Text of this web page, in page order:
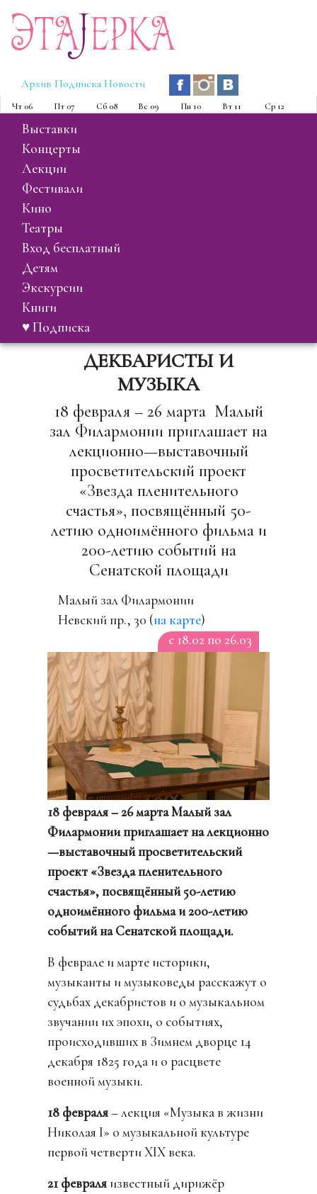
ЭтаJерка
Архив Подписка Новости
Чт 06 Пт 07 Сб 08 Вс 09 Пн 10 Вт 11 Ср 12
выставки
концерты
лекции
фестивали
кино
театры
вход бесплатный
детям
экскурсии
книги
♥ Подписка
ДЕКБАРИСТЫ И
МУЗЫКА
18 февраля – 26 марта Малый
зал Филармонии приглашает на
лекционно—выставочный
просветительский проект
«Звезда пленительного
счастья», посвящённый 50-
летию одноимённого фильма и
200-летию событий на
Сенатской площади
Малый зал Филармонии
Невский пр., 30 (на карте)
c 18.02 по 26.03
18 февраля – 26 марта Малый зал
Филармонии приглашает на лекционно
—выставочный просветительский
проект «Звезда пленительного
счастья», посвящённый 50-летию
одноимённого фильма и 200-летию
событий на Сенатской площади.
В феврале и марте историки,
музыканты и музыковеды расскажут о
судьбах декабристов и о музыкальном
звучании их эпохи, о событиях,
происходивших в Зимнем дворце 14
декабря 1825 года и о расцвете
военной музыки.
18 февраля– лекция «Музыка в жизни
Николая I» о музыкальной культуре
первой четверти XIX века.
21 февраля известный дирижёр